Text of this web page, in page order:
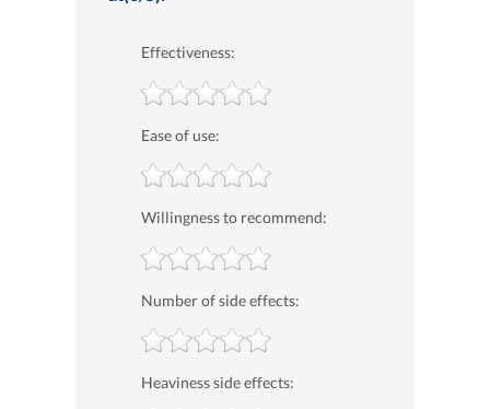
Effectiveness:
Ease of use:
Willingness to recommend:
Number of side effects:
Heaviness side effects: